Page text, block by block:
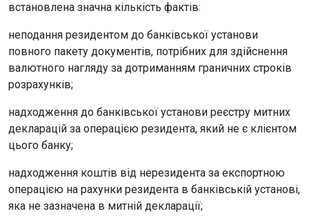
встановлена значна кількість фактів:
неподання резидентом до банківської установи
повного пакету документів, потрібних для здійснення
валютного нагляду за дотриманням граничних строків
розрахунків;
надходження до банківської установи реєстру митних
декларацій за операцією резидента, який не є клієнтом
цього банку;
надходження коштів від нерезидента за експортною
операцією на рахунки резидента в банківській установі,
яка не зазначена в митній декларації;